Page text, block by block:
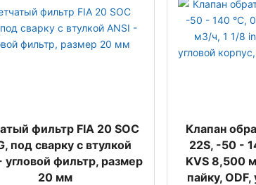
фильтр FIA 20 SOC
под сварку с втулкой
угловой фильтр, размер
20 мм
Клапан
22S, -50 -
KVS 8,500
пайку,